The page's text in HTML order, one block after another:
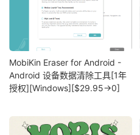
MobiKin Eraser for Android -
Android 设备数据清除工具[1年
授权][Windows][$29.95→0]